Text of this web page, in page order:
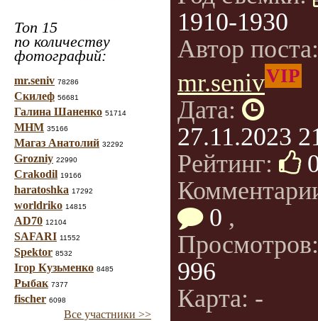
Топ 15
по количеству
фотографий:
mr.seniv 78286
Скилеф 56681
Галина Шаненко 51714
МНМ 35166
Магаз Анатолий 32292
Grozniy 22990
Crakodil 19166
haratoshka 17292
worldriko 14815
AD70 12104
SAFARI 11552
Spektor 8532
Ігор Кузьменко 8485
Рыбак 7377
fischer 6098
Все участники >>
1910-1930
Автор
mr.senivVIP
Дата:
27.11.2023
Рейтинг:
0 ,
996
Карта: -